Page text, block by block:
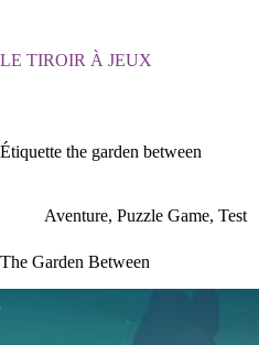
LE TIROIR À JEUX
Étiquette the garden between
Aventure, Puzzle Game, Test
The Garden Between